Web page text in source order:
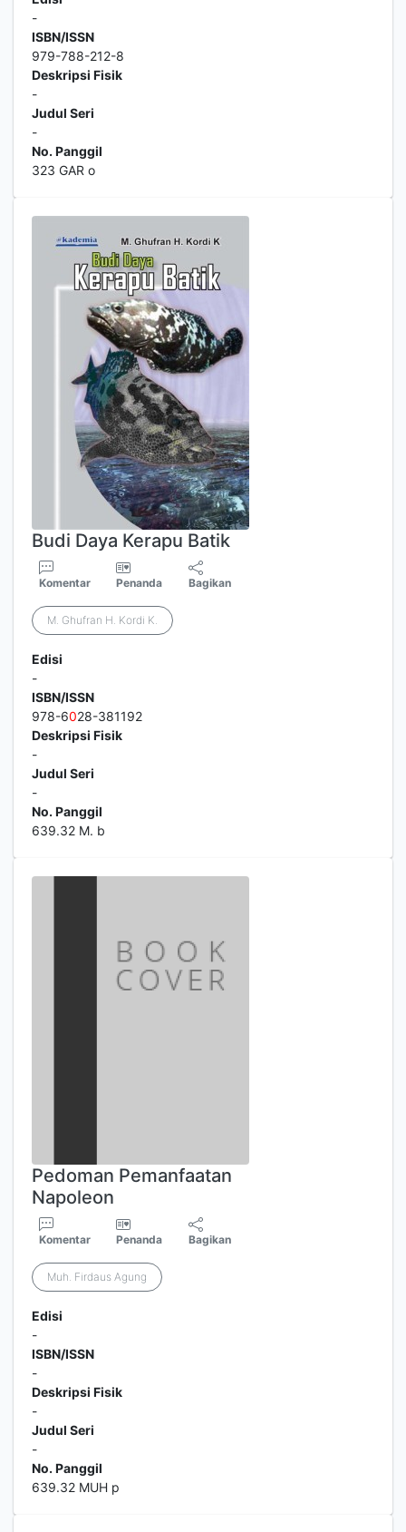
-
ISBN/ISSN
979-788-212-8
Deskripsi Fisik
-
Judul Seri
-
No. Panggil
323 GAR o
Budi Daya Kerapu Batik
Komentar Penanda Bagikan
M. Ghufran H. Kordi K.
Edisi
-
ISBN/ISSN
978-6028-381192
Deskripsi Fisik
-
Judul Seri
-
No. Panggil
639.32 M. b
Pedoman Pemanfaatan
Napoleon
Komentar Penanda Bagikan
Muh. Firdaus Agung
Edisi
-
ISBN/ISSN
-
Deskripsi Fisik
-
Judul Seri
-
No. Panggil
639.32 MUH p